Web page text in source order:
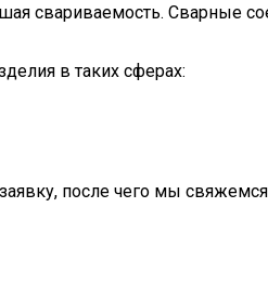
свариваемость. Сварные
в таких сферах:
после чего мы